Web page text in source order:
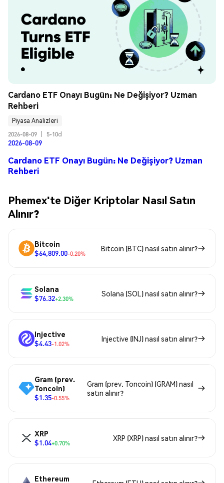
Cardano ETF Onayı Bugün: Ne Değişiyor? Uzman
Rehberi
Piyasa Analizleri
2026-08-09
5-10d
2026-08-09
Cardano ETF Onayı Bugün: Ne Değişiyor? Uzman
Rehberi
Phemex'te Diğer Kriptolar Nasıl Satın
Alınır?
Bitcoin
$64,809.00-0.20%
Bitcoin (BTC) nasıl satın alınır?
Solana
$76.32+2.30%
Solana (SOL) nasıl satın alınır?
Injective
$4.43-1.02%
Injective (INJ) nasıl satın alınır?
Gram (prev.
Toncoin)
$1.35-0.55%
Gram (prev. Toncoin) (GRAM) nasıl
satın alınır?
XRP
$1.04+0.70%
XRP (XRP) nasıl satın alınır?
Ethereum